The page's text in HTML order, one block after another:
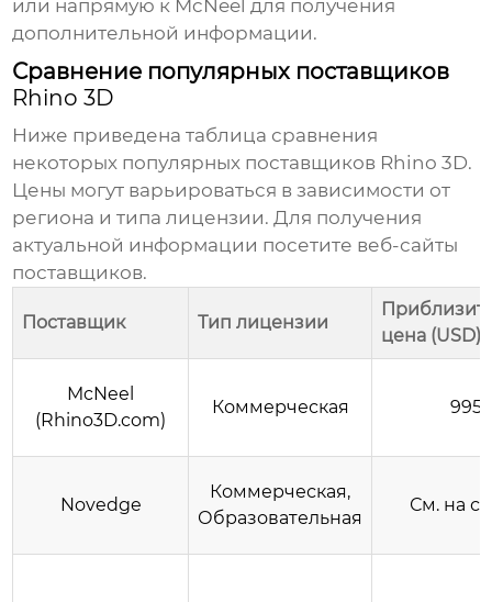
или напрямую к McNeel для получения
дополнительной информации.
Сравнение популярных поставщиков
Rhino 3D
Ниже приведена таблица сравнения
некоторых популярных поставщиков Rhino 3D.
Цены могут варьироваться в зависимости от
региона и типа лицензии. Для получения
актуальной информации посетите веб-сайты
поставщиков.
Поставщик Тип лицензии
цена (USD)
McNeel
(Rhino3D.com)
Коммерческая 995
Novedge
Коммерческая,
Образовательная
См. на